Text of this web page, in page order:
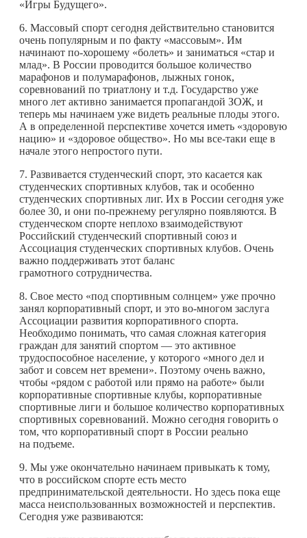
«Игры Будущего».
6. Массовый спорт сегодня действительно становится
очень популярным и по факту «массовым». Им
начинают по-хорошему «болеть» и заниматься «стар и
млад». В России проводится большое количество
марафонов и полумарафонов, лыжных гонок,
соревнований по триатлону и т.д. Государство уже
много лет активно занимается пропагандой ЗОЖ, и
теперь мы начинаем уже видеть реальные плоды этого.
А в определенной перспективе хочется иметь «здоровую
нацию» и «здоровое общество». Но мы все-таки еще в
начале этого непростого пути.
7. Развивается студенческий спорт, это касается как
студенческих спортивных клубов, так и особенно
студенческих спортивных лиг. Их в России сегодня уже
более 30, и они по-прежнему регулярно появляются. В
студенческом спорте неплохо взаимодействуют
Российский студенческий спортивный союз и
Ассоциация студенческих спортивных клубов. Очень
важно поддерживать этот баланс
грамотного сотрудничества.
8. Свое место «под спортивным солнцем» уже прочно
занял корпоративный спорт, и это во-многом заслуга
Ассоциации развития корпоративного спорта.
Необходимо понимать, что самая сложная категория
граждан для занятий спортом — это активное
трудоспособное население, у которого «много дел и
забот и совсем нет времени». Поэтому очень важно,
чтобы «рядом с работой или прямо на работе» были
корпоративные спортивные клубы, корпоративные
спортивные лиги и большое количество корпоративных
спортивных соревнований. Можно сегодня говорить о
том, что корпоративный спорт в России реально
на подъеме.
9. Мы уже окончательно начинаем привыкать к тому,
что в российском спорте есть место
предпринимательской деятельности. Но здесь пока еще
масса неиспользованных возможностей и перспектив.
Сегодня уже развиваются: